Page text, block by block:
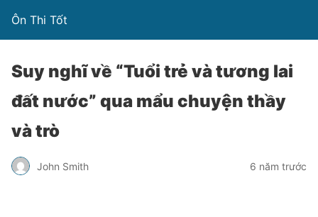
Ôn Thi Tốt
Suy nghĩ về “Tuổi trẻ và tương lai
đất nước” qua mẩu chuyện thầy
và trò
John Smith 6 năm trước